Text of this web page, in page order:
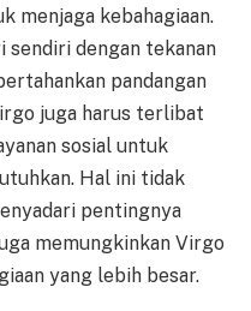
menjaga kebahagiaan.
sendiri dengan tekanan
pandangan
juga harus terlibat
sosial untuk
Hal ini tidak
pentingnya
memungkinkan Virgo
yang lebih besar.